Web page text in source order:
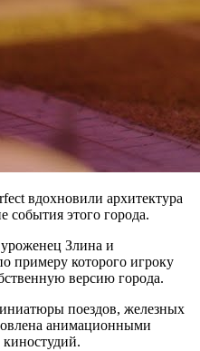
вдохновили архитектура
события этого города.
Злина и
примеру которого игроку
версию города.
поездов, железных
анимационными